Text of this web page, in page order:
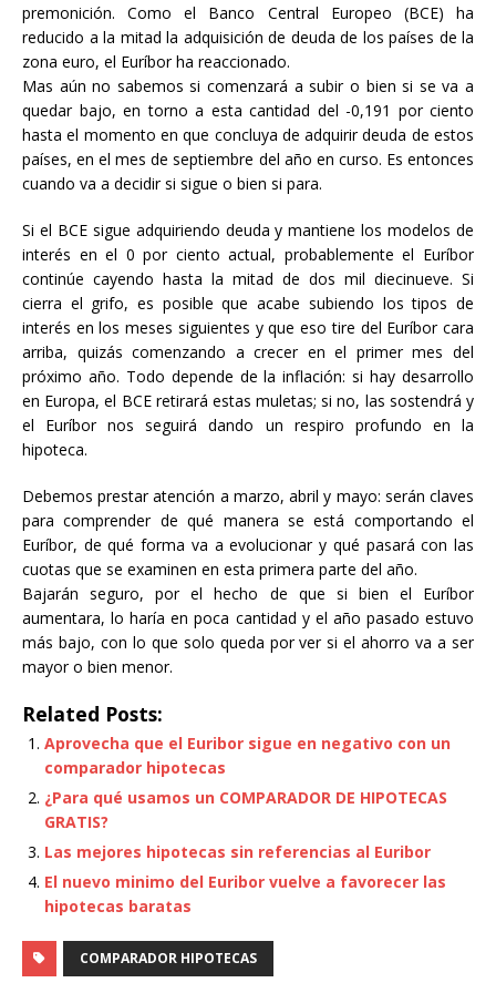
premonición. Como el Banco Central Europeo (BCE) ha
reducido a la mitad la adquisición de deuda de los países de la
zona euro, el Euríbor ha reaccionado.
Mas aún no sabemos si comenzará a subir o bien si se va a
quedar bajo, en torno a esta cantidad del -0,191 por ciento
hasta el momento en que concluya de adquirir deuda de estos
países, en el mes de septiembre del año en curso. Es entonces
cuando va a decidir si sigue o bien si para.
Si el BCE sigue adquiriendo deuda y mantiene los modelos de
interés en el 0 por ciento actual, probablemente el Euríbor
continúe cayendo hasta la mitad de dos mil diecinueve. Si
cierra el grifo, es posible que acabe subiendo los tipos de
interés en los meses siguientes y que eso tire del Euríbor cara
arriba, quizás comenzando a crecer en el primer mes del
próximo año. Todo depende de la inflación: si hay desarrollo
en Europa, el BCE retirará estas muletas; si no, las sostendrá y
el Euríbor nos seguirá dando un respiro profundo en la
hipoteca.
Debemos prestar atención a marzo, abril y mayo: serán claves
para comprender de qué manera se está comportando el
Euríbor, de qué forma va a evolucionar y qué pasará con las
cuotas que se examinen en esta primera parte del año.
Bajarán seguro, por el hecho de que si bien el Euríbor
aumentara, lo haría en poca cantidad y el año pasado estuvo
más bajo, con lo que solo queda por ver si el ahorro va a ser
mayor o bien menor.
Related Posts:
Aprovecha que el Euribor sigue en negativo con un
comparador hipotecas
¿Para qué usamos un COMPARADOR DE HIPOTECAS
GRATIS?
Las mejores hipotecas sin referencias al Euribor
El nuevo minimo del Euribor vuelve a favorecer las
hipotecas baratas
COMPARADOR HIPOTECAS